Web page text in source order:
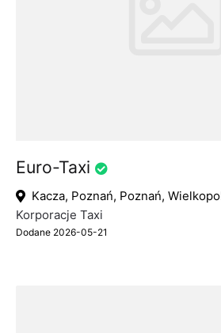
Euro-Taxi
Kacza, Poznań, Poznań,
Korporacje Taxi
Dodane 2026-05-21